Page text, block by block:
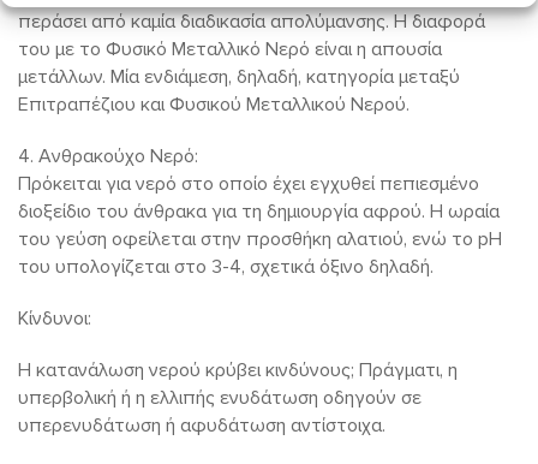
περάσει από καμία διαδικασία απολύμανσης. Η διαφορά
του με το Φυσικό Μεταλλικό Νερό είναι η απουσία
μετάλλων. Μία ενδιάμεση, δηλαδή, κατηγορία μεταξύ
Επιτραπέζιου και Φυσικού Μεταλλικού Νερού.
4. Ανθρακούχο Νερό:
Πρόκειται για νερό στο οποίο έχει εγχυθεί πεπιεσμένο
διοξείδιο του άνθρακα για τη δημιουργία αφρού. Η ωραία
του γεύση οφείλεται στην προσθήκη αλατιού, ενώ το pH
του υπολογίζεται στο 3-4, σχετικά όξινο δηλαδή.
Κίνδυνοι:
Η κατανάλωση νερού κρύβει κινδύνους; Πράγματι, η
υπερβολική ή η ελλιπής ενυδάτωση οδηγούν σε
υπερενυδάτωση ή αφυδάτωση αντίστοιχα.